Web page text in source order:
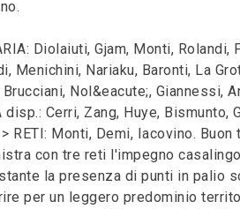
Diolaiuti, Gjam, Monti,
Menichini, Nariaku, Baronti, La
Brucciani, Nol&eacute;, Giannessi,
disp.: Cerri, Zang, Huye, Bismunto,
RETI: Monti, Demi, Iacovino.
con tre reti l'impegno
la presenza di punti in palio
per un leggero predominio